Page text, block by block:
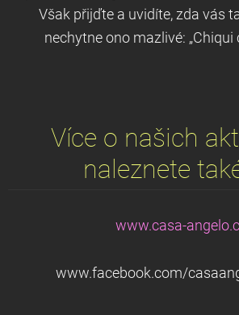
Však přijďte a uvidíte, zda vás
nechytne ono mazlivé: „Chiqui
Více o našich
naleznete
www.casa-
www.facebook.com/